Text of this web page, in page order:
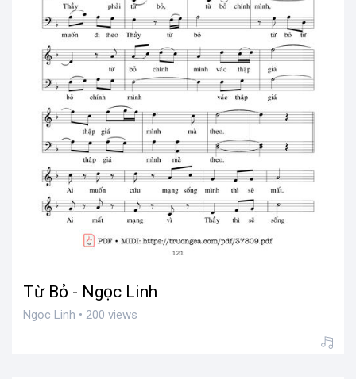
Từ Bỏ - Ngọc Linh
Ngọc Linh • 200 views